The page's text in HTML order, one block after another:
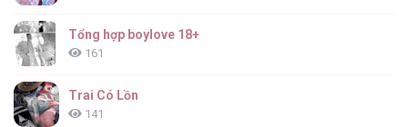
Tổng hợp boylove 18+
161
Trai Có Lồn
141